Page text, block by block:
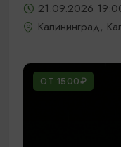
21.09.2026
Калининград,
ОТ 1500₽